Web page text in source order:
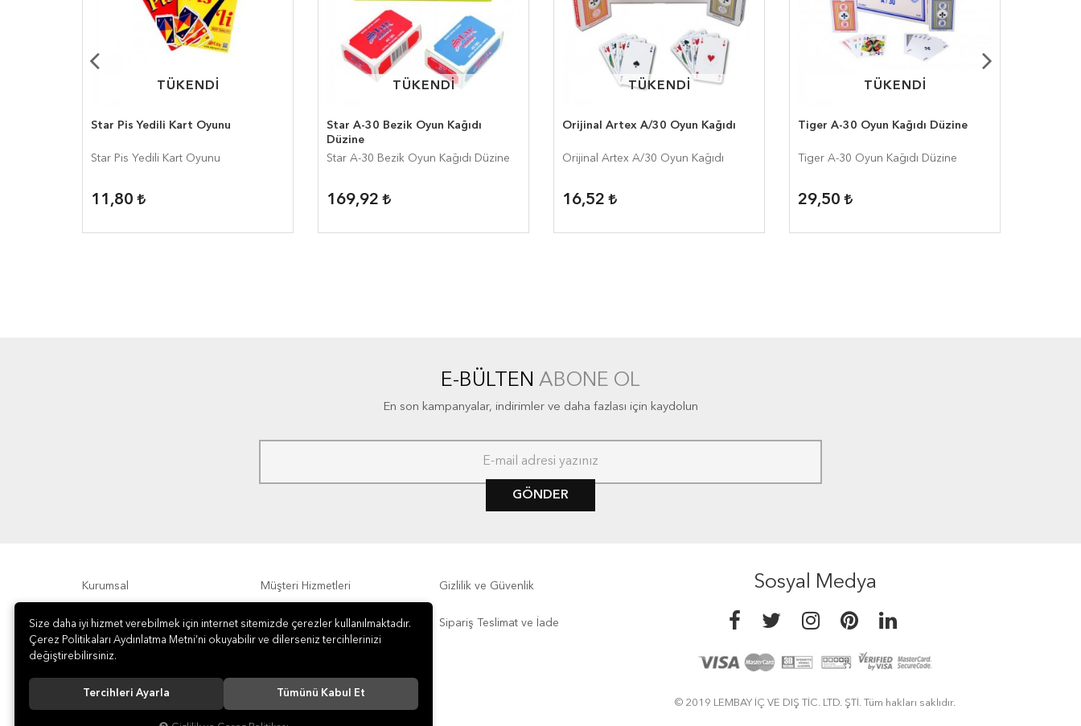
TÜKENDİ
TÜKENDİ
Star Pis Yedili Kart Oyunu
Star Pis Yedili Kart Oyunu
11,80
TÜKENDİ
TÜKENDİ
Star A-30 Bezik Oyun Kağıdı
Düzine
Star A-30 Bezik Oyun Kağıdı Düzine
169,92
TÜKENDİ
TÜKENDİ
Orijinal Artex A/30 Oyun Kağıdı
Orijinal Artex A/30 Oyun Kağıdı
16,52
TÜKENDİ
TÜKENDİ
Tiger A-30 Oyun Kağıdı Düzine
Tiger A-30 Oyun Kağıdı Düzine
29,50
E-BÜLTEN ABONE OL
En son kampanyalar, indirimler ve daha fazlası için kaydolun
GÖNDER
Kurumsal
Ödeme Seçenekleri
Müşteri Hizmetleri
Hakkımızda
Gizlilik ve Güvenlik
Sipariş Teslimat ve İade
Sosyal Medya
© 2019 LEMBAY İÇ VE DIŞ TİC. LTD. ŞTİ. Tüm hakları saklıdır.
Size daha iyi hizmet verebilmek için internet sitemizde çerezler kullanılmaktadır.
Çerez Politikaları Aydınlatma Metni’ni okuyabilir ve dilerseniz tercihlerinizi
değiştirebilirsiniz.
Tercihleri Ayarla Tümünü Kabul Et